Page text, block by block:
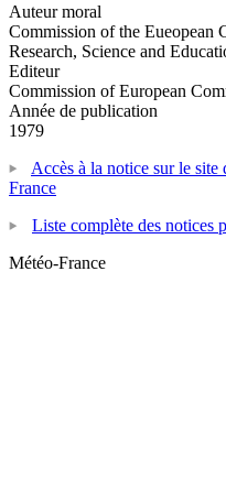
Auteur moral
Commission of the Eueopean
Research, Science and
Editeur
Commission of European
Année de publication
1979
Accès à la notice sur le
France
Liste complète des notices
Météo-France